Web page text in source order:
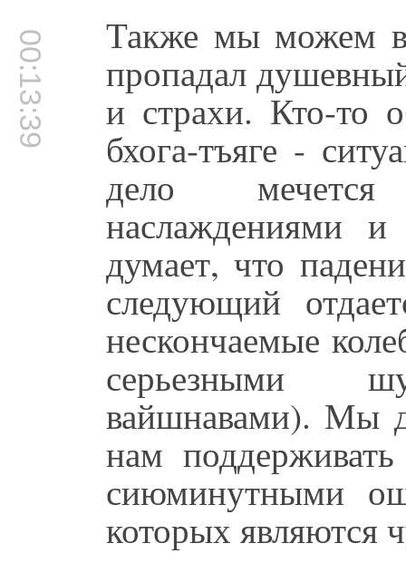
00:13:39 Также мы можем
пропадал
и страхи. Кто-то
бхога-тъяге -
дело
наслаждениями
думает, что
следующий
нескончаемые
серьезными
вайшнавами). Мы
нам
сиюминутными
которых являются